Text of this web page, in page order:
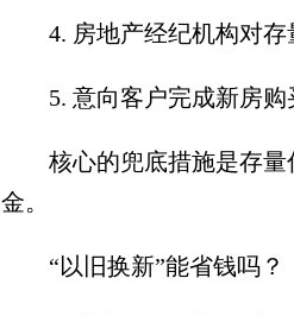
4. 房地产经纪机构对存
5. 意向客户完成新房购
核心的兜底措施是存量
金。
“以旧换新”能省钱吗？